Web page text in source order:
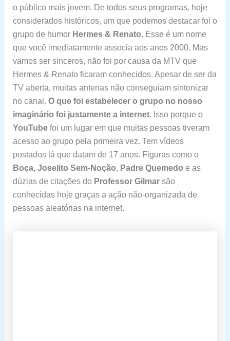
o público mais jovem. De todos seus programas, hoje
considerados históricos, um que podemos destacar foi o
grupo de humor Hermes & Renato. Esse é um nome
que você imediatamente associa aos anos 2000. Mas
vamos ser sinceros, não foi por causa da MTV que
Hermes & Renato ficaram conhecidos. Apesar de ser da
TV aberta, muitas antenas não conseguiam sintonizar
no canal. O que foi estabelecer o grupo no nosso
imaginário foi justamente a internet. Isso porque o
YouTubefoi um lugar em que muitas pessoas tiveram
acesso ao grupo pela primeira vez. Tem vídeos
postados lá que datam de 17 anos. Figuras como o
Boça, Joselito Sem-Noção, Padre Quemedo e as
dúzias de citações do Professor Gilmarsão
conhecidas hoje graças a ação não-organizada de
pessoas aleatórias na internet.